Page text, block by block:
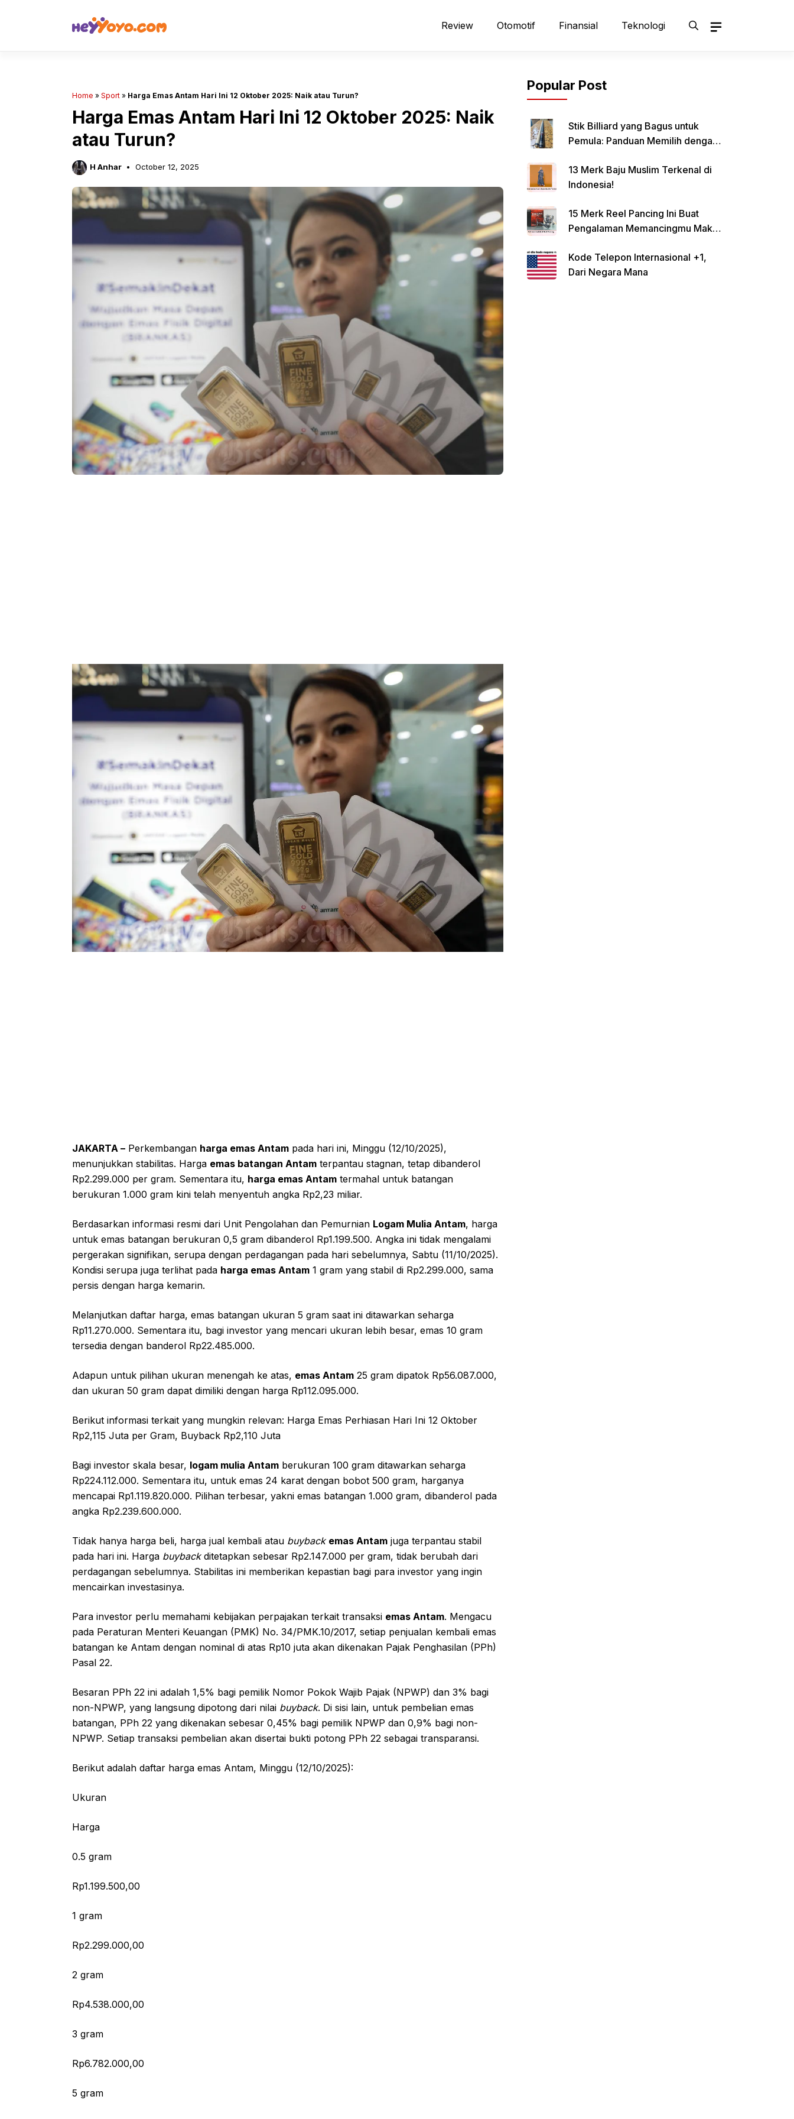
Review Otomotif Finansial Teknologi
Home » Sport » Harga Emas Antam Hari Ini 12 Oktober 2025: Naik atau Turun?
Harga Emas Antam Hari Ini 12 Oktober 2025: Naik
atau Turun?
H Anhar October 12, 2025
JAKARTA – Perkembangan harga emas Antam pada hari ini, Minggu (12/10/2025),
menunjukkan stabilitas. Harga emas batangan Antam terpantau stagnan, tetap dibanderol
Rp2.299.000 per gram. Sementara itu, harga emas Antam termahal untuk batangan
berukuran 1.000 gram kini telah menyentuh angka Rp2,23 miliar.
Berdasarkan informasi resmi dari Unit Pengolahan dan Pemurnian Logam Mulia Antam, harga
untuk emas batangan berukuran 0,5 gram dibanderol Rp1.199.500. Angka ini tidak mengalami
pergerakan signifikan, serupa dengan perdagangan pada hari sebelumnya, Sabtu (11/10/2025).
Kondisi serupa juga terlihat pada harga emas Antam 1 gram yang stabil di Rp2.299.000, sama
persis dengan harga kemarin.
Melanjutkan daftar harga, emas batangan ukuran 5 gram saat ini ditawarkan seharga
Rp11.270.000. Sementara itu, bagi investor yang mencari ukuran lebih besar, emas 10 gram
tersedia dengan banderol Rp22.485.000.
Adapun untuk pilihan ukuran menengah ke atas, emas Antam 25 gram dipatok Rp56.087.000,
dan ukuran 50 gram dapat dimiliki dengan harga Rp112.095.000.
Berikut informasi terkait yang mungkin relevan: Harga Emas Perhiasan Hari Ini 12 Oktober
Rp2,115 Juta per Gram, Buyback Rp2,110 Juta
Bagi investor skala besar, logam mulia Antam berukuran 100 gram ditawarkan seharga
Rp224.112.000. Sementara itu, untuk emas 24 karat dengan bobot 500 gram, harganya
mencapai Rp1.119.820.000. Pilihan terbesar, yakni emas batangan 1.000 gram, dibanderol pada
angka Rp2.239.600.000.
Tidak hanya harga beli, harga jual kembali atau buyback emas Antam juga terpantau stabil
pada hari ini. Harga buybackditetapkan sebesar Rp2.147.000 per gram, tidak berubah dari
perdagangan sebelumnya. Stabilitas ini memberikan kepastian bagi para investor yang ingin
mencairkan investasinya.
Para investor perlu memahami kebijakan perpajakan terkait transaksi emas Antam. Mengacu
pada Peraturan Menteri Keuangan (PMK) No. 34/PMK.10/2017, setiap penjualan kembali emas
batangan ke Antam dengan nominal di atas Rp10 juta akan dikenakan Pajak Penghasilan (PPh)
Pasal 22.
Besaran PPh 22 ini adalah 1,5% bagi pemilik Nomor Pokok Wajib Pajak (NPWP) dan 3% bagi
non-NPWP, yang langsung dipotong dari nilai buyback. Di sisi lain, untuk pembelian emas
batangan, PPh 22 yang dikenakan sebesar 0,45% bagi pemilik NPWP dan 0,9% bagi non-
NPWP. Setiap transaksi pembelian akan disertai bukti potong PPh 22 sebagai transparansi.
Berikut adalah daftar harga emas Antam, Minggu (12/10/2025):
Ukuran
Harga
0.5 gram
Rp1.199.500,00
1 gram
Rp2.299.000,00
2 gram
Rp4.538.000,00
3 gram
Rp6.782.000,00
5 gram
Popular Post
Stik Billiard yang Bagus untuk
Pemula: Panduan Memilih dengan
13 Merk Baju Muslim Terkenal di
Indonesia!
15 Merk Reel Pancing Ini Buat
Pengalaman Memancingmu Makin
Kode Telepon Internasional +1,
Dari Negara Mana